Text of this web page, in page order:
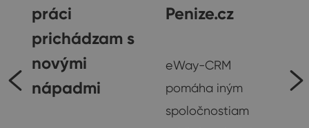
práci
prichádzam s
novými
nápadmi
Penize.cz
eWay-CRM
pomáha iným
spoločnostiam